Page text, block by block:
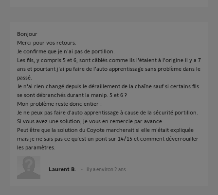
Bonjour
Merci pour vos retours.
Je confirme que je n'ai pas de portillon.
Les fils, y compris 5 et 6, sont câblés comme ils l'étaient à l'origine il y a 7
ans et pourtant j'ai pu faire de l'auto apprentissage sans problème dans le
passé.
Je n'ai rien changé depuis le déraillement de la chaîne sauf si certains fils
se sont débranchés durant la manip. 5 et 6 ?
Mon problème reste donc entier :
Je ne peux pas faire d'auto apprentissage à cause de la sécurité portillon.
Si vous avez une solution, je vous en remercie par avance.
Peut être que la solution du Coyote marcherait si elle m'était expliquée
mais je ne sais pas ce qu'est un pont sur 14/15 et comment déverrouiller
les paramètres.
Laurent B. il y a environ 2 ans